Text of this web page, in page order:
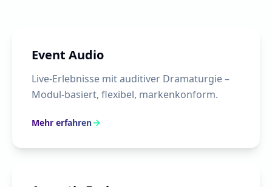
Event Audio
Live-Erlebnisse mit auditiver Dramaturgie –
Modul-basiert, flexibel, markenkonform.
Mehr erfahren